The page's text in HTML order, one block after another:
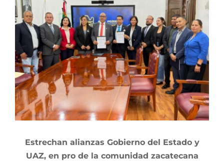
Image
Estrechan alianzas Gobierno del Estado y
UAZ, en pro de la comunidad zacatecana